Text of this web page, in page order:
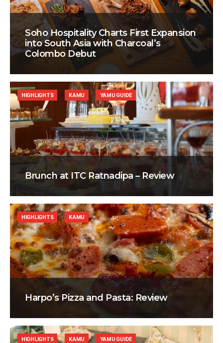
Soho Hospitality Charts First Expansion
into South Asia with Charcoal’s
Colombo Debut
Brunch at ITC Ratnadipa – Review
HIGHLIGHTS KAMU YAMU GUIDE
Harpo’s Pizza and Pasta: Review
HIGHLIGHTS KAMU
HIGHLIGHTS KAMU YAMU GUIDE